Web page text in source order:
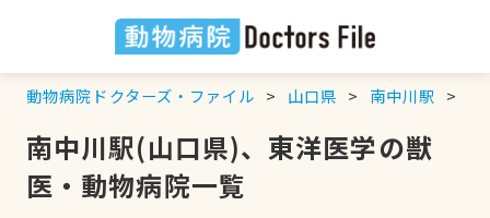
動物病院ドクターズ・ファイル 山口県 南中川駅
南中川駅(山口県)、東洋医学の獣
医・動物病院一覧